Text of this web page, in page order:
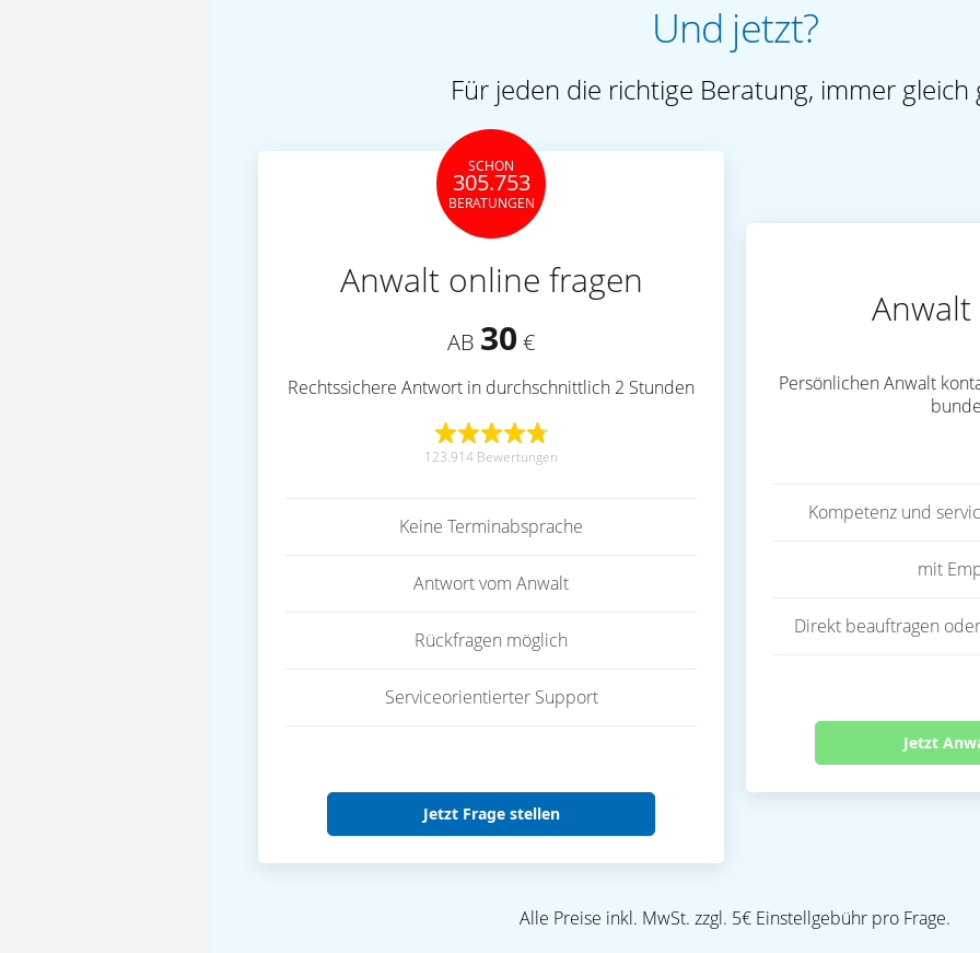
Und jetzt?
Für jeden die richtige Beratung, immer gleich
SCHON
305.753
BERATUNGEN
Anwalt online fragen
AB 30 €
Rechtssichere Antwort in durchschnittlich 2 Stunden
123.914 Bewertungen
Keine Terminabsprache
Antwort vom Anwalt
Rückfragen möglich
Serviceorientierter Support
Jetzt Frage stellen
Persönlichen Anwalt
Kompetenz und
mit
Direkt beauftragen
Jetzt
Alle Preise inkl. MwSt. zzgl. 5€ Einstellgebühr pro Frage.